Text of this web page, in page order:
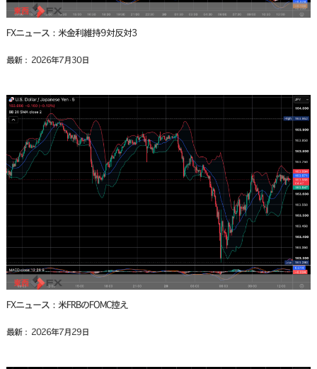
FXニュース：米金利維持9対反対3
最新： 2026年7月30日
FXニュース：米FRBのFOMC控え
最新： 2026年7月29日